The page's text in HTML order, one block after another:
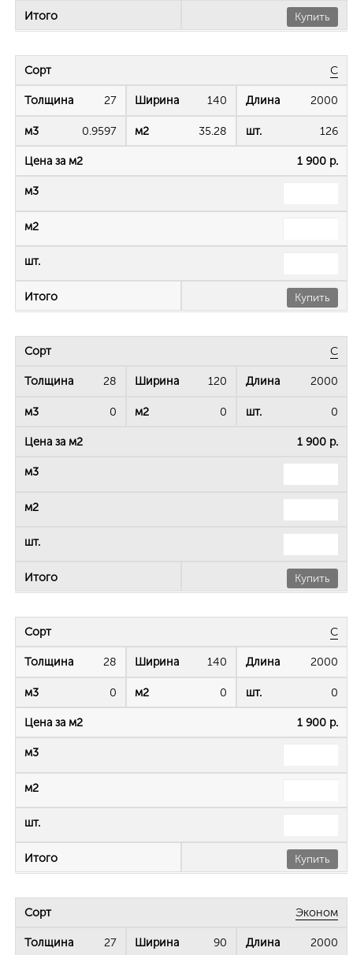
Купить
C
27 140 2000
0.9597 35.28 126
1 900 р.
Купить
C
28 120 2000
0 0 0
1 900 р.
Купить
C
28 140 2000
0 0 0
1 900 р.
Купить
Эконом
27 90 2000